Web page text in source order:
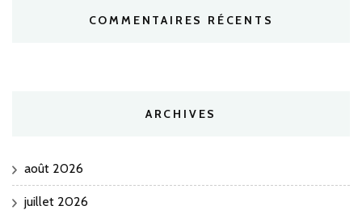
COMMENTAIRES RÉCENTS
ARCHIVES
août 2026
juillet 2026